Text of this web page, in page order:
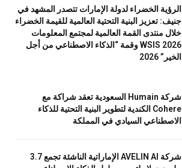
الرؤية الخضراء لدولة الإمارات تتصدر المشهد في
جنيف: تعزيز البنية التحتية العالمية للقيمة الخضراء
خلال منتدى القمة العالمية لمجتمع المعلومات
WSIS 2026 وقمة “الذكاء الاصطناعي من أجل
الخير” 2026
شركة Humain السعودية تعقد شراكة مع
Cohere الكندية لتطوير البنية التحتية للذكاء
الاصطناعي السيادي في المملكة
شركة AVELIN AI الإماراتية الناشئة تجمع 3.7